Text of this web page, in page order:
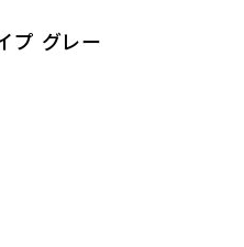
プ グレー